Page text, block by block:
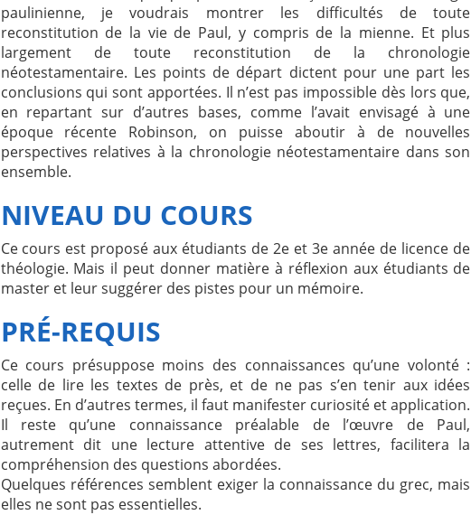
paulinienne, je voudrais montrer les difficultés de toute
reconstitution de la vie de Paul, y compris de la mienne. Et plus
largement de toute reconstitution de la chronologie
néotestamentaire. Les points de départ dictent pour une part les
conclusions qui sont apportées. Il n’est pas impossible dès lors que,
en repartant sur d’autres bases, comme l’avait envisagé à une
époque récente Robinson, on puisse aboutir à de nouvelles
perspectives relatives à la chronologie néotestamentaire dans son
ensemble.
NIVEAU DU COURS
Ce cours est proposé aux étudiants de 2e et 3e année de licence de
théologie. Mais il peut donner matière à réflexion aux étudiants de
master et leur suggérer des pistes pour un mémoire.
PRÉ-REQUIS
Ce cours présuppose moins des connaissances qu’une volonté :
celle de lire les textes de près, et de ne pas s’en tenir aux idées
reçues. En d’autres termes, il faut manifester curiosité et application.
Il reste qu’une connaissance préalable de l’œuvre de Paul,
autrement dit une lecture attentive de ses lettres, facilitera la
compréhension des questions abordées.
Quelques références semblent exiger la connaissance du grec, mais
elles ne sont pas essentielles.